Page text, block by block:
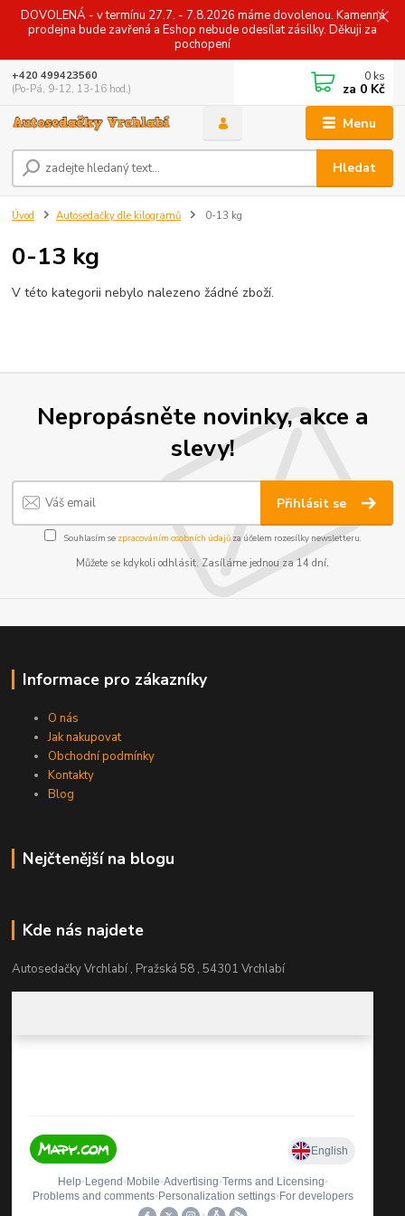
DOVOLENÁ - v termínu 27.7. - 7.8.2026 máme dovolenou. Kamenná
prodejna bude zavřená a Eshop nebude odesílat zásilky. Děkuji za
pochopení
Menu
Hledat
+420 499423560
(Po-Pá, 9-12, 13-16 hod.)
0 ks
za 0 Kč
Úvod Autosedačky dle kilogramů 0-13 kg
0-13 kg
V této kategorii nebylo nalezeno žádné zboží.
Nepropásněte novinky, akce a
slevy!
Přihlásit se
Souhlasím se zpracováním osobních údajůza účelem rozesílky newsletteru.
Můžete se kdykoli odhlásit. Zasíláme jednou za 14 dní.
Informace pro zákazníky
O nás
Jak nakupovat
Obchodní podmínky
Kontakty
Blog
Nejčtenější na blogu
Kde nás najdete
Autosedačky Vrchlabí , Pražská 58 , 54301 Vrchlabí